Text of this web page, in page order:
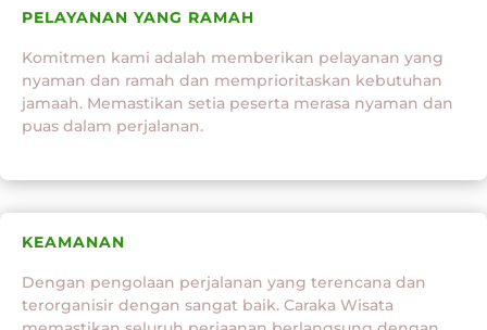
PELAYANAN YANG RAMAH
Komitmen kami adalah memberikan pelayanan yang
nyaman dan ramah dan memprioritaskan kebutuhan
jamaah. Memastikan setia peserta merasa nyaman dan
puas dalam perjalanan.
KEAMANAN
Dengan pengolaan perjalanan yang terencana dan
terorganisir dengan sangat baik. Caraka Wisata